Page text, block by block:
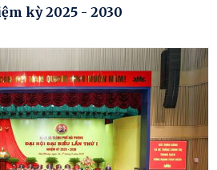
kỳ 2025 - 2030